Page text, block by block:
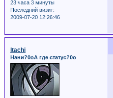
23 часа 3 минуты
Последний визит:
2009-07-20 12:26:46
Itachi
Нани?0оА где статус?0о